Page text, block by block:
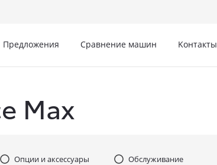
Предложения Сравнение машин Kонтакты
Max
Опции и аксессуары Обслуживание